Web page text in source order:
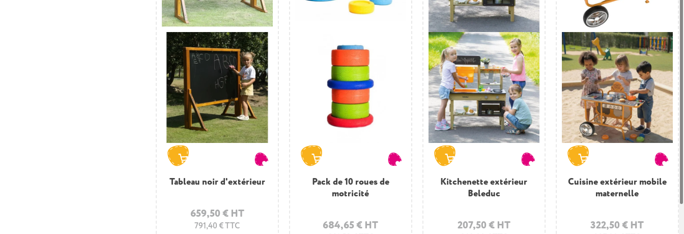
Tableau noir d'extérieur
659,50 € HT
791,40 € TTC
Pack de 10 roues de
motricité
684,65 € HT
Kitchenette extérieur
Beleduc
207,50 € HT
Cuisine extérieur mobile
maternelle
322,50 € HT